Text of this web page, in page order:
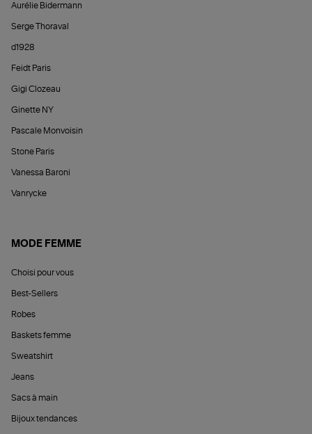
Aurélie Bidermann
Serge Thoraval
d1928
Feidt Paris
Gigi Clozeau
Ginette NY
Pascale Monvoisin
Stone Paris
Vanessa Baroni
Vanrycke
MODE FEMME
Choisi pour vous
Best-Sellers
Robes
Baskets femme
Sweatshirt
Jeans
Sacs à main
Bijoux tendances